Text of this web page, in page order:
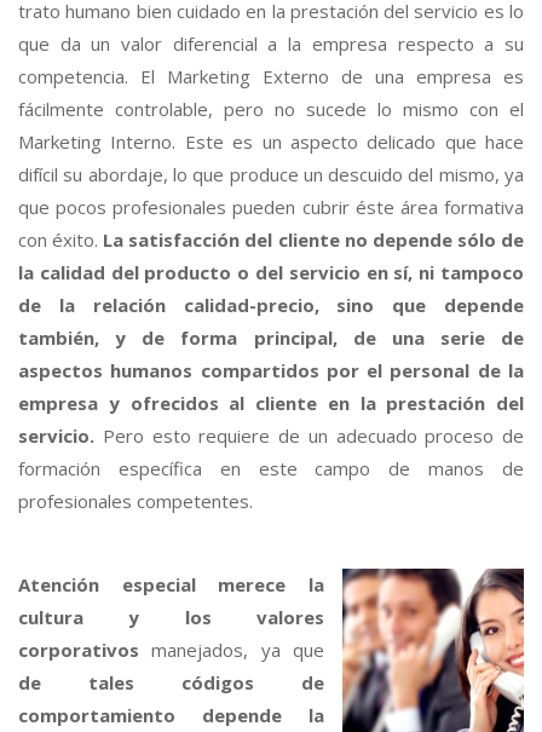
trato humano bien cuidado en la prestación del servicio es lo
que da un valor diferencial a la empresa respecto a su
competencia. El Marketing Externo de una empresa es
fácilmente controlable, pero no sucede lo mismo con el
Marketing Interno. Este es un aspecto delicado que hace
difícil su abordaje, lo que produce un descuido del mismo, ya
que pocos profesionales pueden cubrir éste área formativa
con éxito. La satisfacción del cliente no depende sólo de
la calidad del producto o del servicio en sí, ni tampoco
de la relación calidad-precio, sino que depende
también, y de forma principal, de una serie de
aspectos humanos compartidos por el personal de la
empresa y ofrecidos al cliente en la prestación del
servicio. Pero esto requiere de un adecuado proceso de
formación específica en este campo de manos de
profesionales competentes.
Atención especial merece la
cultura y los valores
corporativos manejados, ya que
de tales códigos de
comportamiento depende la